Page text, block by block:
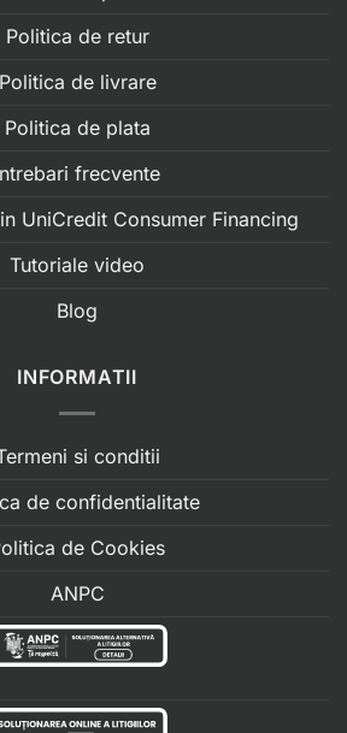
Politica de retur
Politica de livrare
Politica de plata
frecvente
UniCredit Consumer Financing
Tutoriale video
Blog
INFORMATII
si conditii
de confidentialitate
de Cookies
ANPC